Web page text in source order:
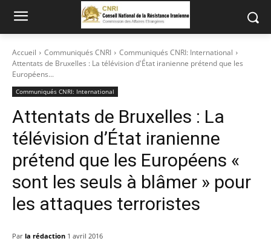
Accueil Communiqués CNRI
Communiqués CNRI: International
Attentats de Bruxelles : La télévision d'État iranienne prétend que les
Européens...
Communiqués CNRI: International
Attentats de Bruxelles : La
télévision d’État iranienne
prétend que les Européens «
sont les seuls à blâmer » pour
les attaques terroristes
Par la rédaction 1 avril 2016